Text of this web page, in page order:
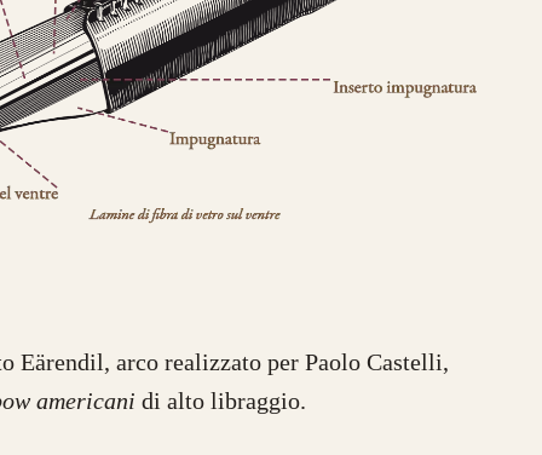
Eärendil, arco realizzato per Paolo Castelli,
americani di alto libraggio.